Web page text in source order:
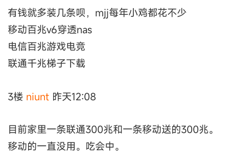
有钱就多装几条呗，mjj每年小鸡都花不少
移动百兆v6穿透nas
电信百兆游戏电竞
联通千兆梯子下载
3楼 niunt 昨天12:08
目前家里一条联通300兆和一条移动送的300兆。
移动的一直没用。吃会中。